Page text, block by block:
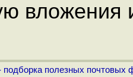
вложения
подборка полезных почтовых